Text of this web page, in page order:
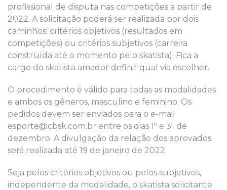
profissional de disputa nas competições a partir de
2022. A solicitação poderá ser realizada por dois
caminhos: critérios objetivos (resultados em
competições) ou critérios subjetivos (carreira
construída até o momento pelo skatista). Fica a
cargo do skatista amador definir qual via escolher.
O procedimento é válido para todas as modalidades
e ambos os gêneros, masculino e feminino. Os
pedidos devem ser enviados para o e-mail
esporte@cbsk.com.br entre os dias 1º e 31 de
dezembro. A divulgação da relação dos aprovados
será realizada até 19 de janeiro de 2022.
Seja pelos critérios objetivos ou pelos subjetivos,
independente da modalidade, o skatista solicitante